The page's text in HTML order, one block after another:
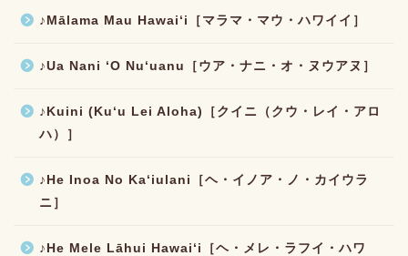
♪Mālama Mau Hawaiʻi［マラマ・マウ・ハワイイ］
♪Ua Nani ʻO Nuʻuanu［ウア・ナニ・オ・ヌウアヌ］
♪Kuini (Kuʻu Lei Aloha)［クイニ（クウ・レイ・アロ
ハ）］
♪He Inoa No Kaʻiulani［ヘ・イノア・ノ・カイウラ
ニ］
♪He Mele Lāhui Hawaiʻi［ヘ・メレ・ラフイ・ハワ